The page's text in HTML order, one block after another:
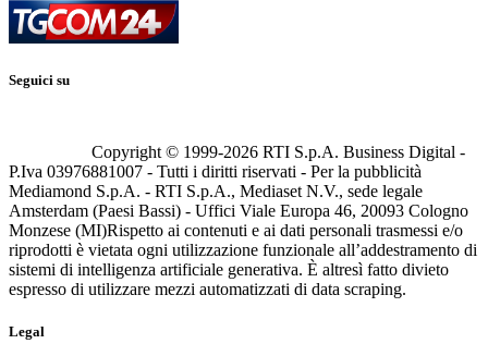
Seguici su
Copyright © 1999-2026 RTI S.p.A. Business Digital -
P.Iva 03976881007 - Tutti i diritti riservati - Per la pubblicità
Mediamond S.p.A. - RTI S.p.A., Mediaset N.V., sede legale
Amsterdam (Paesi Bassi) - Uffici Viale Europa 46, 20093 Cologno
Monzese (MI)Rispetto ai contenuti e ai dati personali trasmessi e/o
riprodotti è vietata ogni utilizzazione funzionale all’addestramento di
sistemi di intelligenza artificiale generativa. È altresì fatto divieto
espresso di utilizzare mezzi automatizzati di data scraping.
Legal